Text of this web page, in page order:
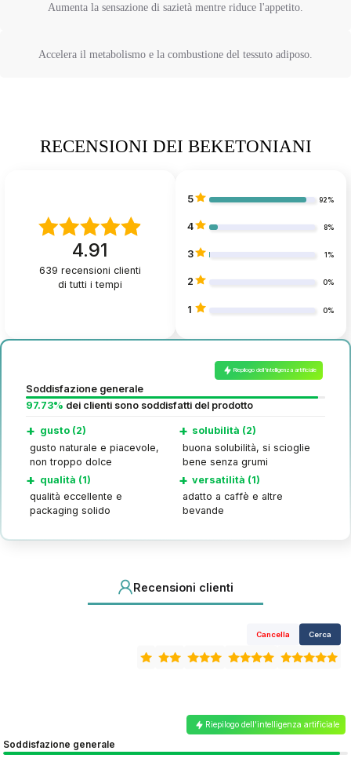
Aumenta la sensazione di sazietà mentre riduce l'appetito.
Accelera il metabolismo e la combustione del tessuto adiposo.
RECENSIONI DEI BEKETONIANI
4.91
639 recensioni clienti
di tutti i tempi
5 92%
4 8%
3 1%
2 0%
1 0%
Riepilogo dell'intelligenza artificiale
Soddisfazione generale
97.73% dei clienti sono soddisfatti del prodotto
+ gusto (2)
gusto naturale e piacevole,
non troppo dolce
+ qualità (1)
qualità eccellente e
packaging solido
+ solubilità (2)
buona solubilità, si scioglie
bene senza grumi
+ versatilità (1)
adatto a caffè e altre
bevande
Recensioni clienti
Cancella Cerca
Riepilogo dell'intelligenza artificiale
Soddisfazione generale